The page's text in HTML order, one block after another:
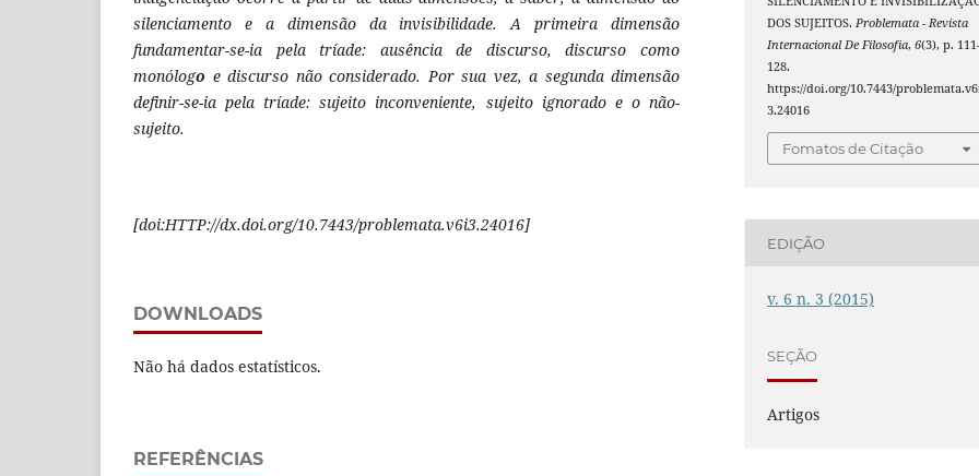
silenciamento e a dimensão da invisibilidade. A primeira dimensão
fundamentar-se-ia pela tríade: ausência de discurso, discurso como
monólogo e discurso não considerado. Por sua vez, a segunda dimensão
definir-se-ia pela tríade: sujeito inconveniente, sujeito ignorado e o não-
sujeito.
[doi:HTTP://dx.doi.org/10.7443/problemata.v6i3.24016]
DOWNLOADS
Não há dados estatísticos.
REFERÊNCIAS
DOS SUJEITOS.Problemata - Revista
Internacional De Filosofia,6(3), p.
128.
https://doi.org/10.7443/
3.24016
Fomatos de Citação
EDIÇÃO
v. 6 n. 3 (2015)
SEÇÃO
Artigos